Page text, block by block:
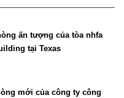
ấn tượng của tòa nhfa
tại Texas
mới của công ty công